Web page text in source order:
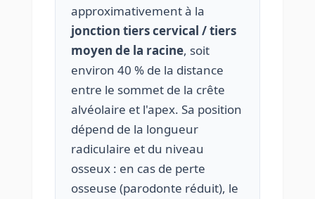
approximativement à la
jonction tiers cervical / tiers
moyen de la racine, soit
environ 40 % de la distance
entre le sommet de la crête
alvéolaire et l'apex. Sa position
dépend de la longueur
radiculaire et du niveau
osseux : en cas de perte
osseuse (parodonte réduit), le